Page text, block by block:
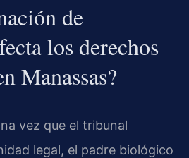
de
los derechos
Manassas?
vez que el tribunal
legal, el padre biológico